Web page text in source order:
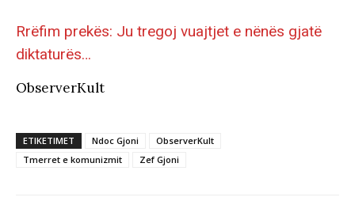
Rrëfim prekës: Ju tregoj vuajtjet e nënës gjatë
diktaturës…
ObserverKult
ETIKETIMET Ndoc Gjoni
ObserverKult
Tmerret e komunizmit
Zef Gjoni